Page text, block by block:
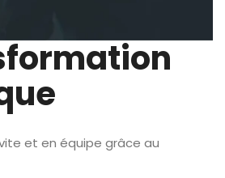
et en équipe grâce au